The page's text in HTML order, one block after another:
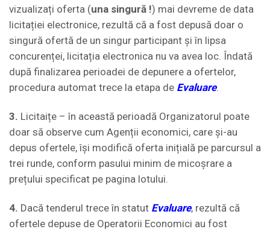
vizualizați oferta (una singură !) mai devreme de data
licitației electronice, rezultă că a fost depusă doar o
singură ofertă de un singur participant și în lipsa
concurenței, licitația electronica nu va avea loc. Îndată
după finalizarea perioadei de depunere a ofertelor,
procedura automat trece la etapa de Evaluare.
3. Licitaițe – în această perioadă Organizatorul poate
doar să observe cum Agenții economici, care și-au
depus ofertele, își modifică oferta inițială pe parcursul a
trei runde, conform pasului minim de micoșrare a
prețului specificat pe pagina lotului.
4. Dacă tenderul trece în statut Evaluare, rezultă că
ofertele depuse de Operatorii Economici au fost